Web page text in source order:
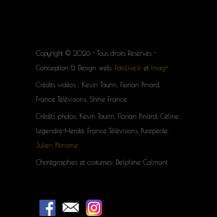
Copyright © 2026 - Tous droits Réservés -
Conception & Design web: FotoLive.fr et Imag+
Crédits vidéos : Kevin Taurin, Florian Pinard,
France Télévisions, Shine France
Crédits photos: Kevin Taurin, Florian Pinard, Céline
Legendre-Herda, France Télévisions, Purepeole,
Julien Pitinome
Chorégraphies et costumes: Delphine Calmant